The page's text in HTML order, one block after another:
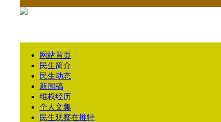
网站首页
民生简介
民生动态
新闻稿
维权经历
个人文集
民生观察在推特